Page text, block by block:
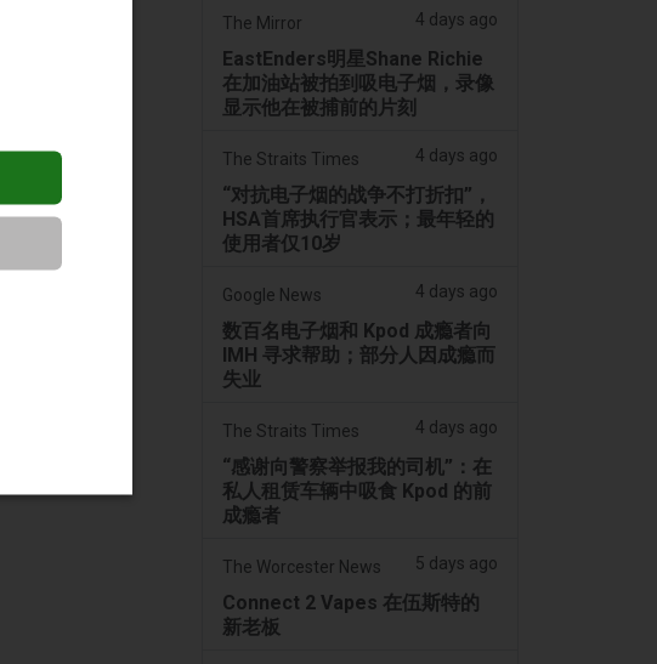
The Mirror 4 days ago
EastEnders明星Shane Richie
在加油站被拍到吸电子烟，录像
显示他在被捕前的片刻
The Straits Times 4 days ago
“对抗电子烟的战争不打折扣”，
HSA首席执行官表示；最年轻的
使用者仅10岁
Google News 4 days ago
数百名电子烟和 Kpod 成瘾者向
IMH 寻求帮助；部分人因成瘾而
失业
The Straits Times 4 days ago
“感谢向警察举报我的司机”：在
私人租赁车辆中吸食 Kpod 的前
成瘾者
The Worcester News 5 days ago
Connect 2 Vapes 在伍斯特的
新老板